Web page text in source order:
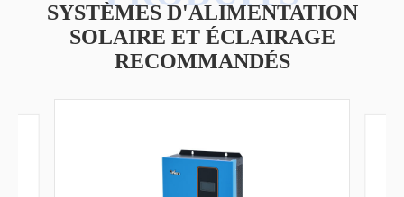
SYSTÈMES D'ALIMENTATION
SOLAIRE ET ÉCLAIRAGE
RECOMMANDÉS